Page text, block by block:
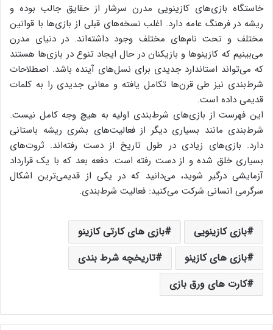
خاستگاه بازی‌های کازینویی مدرن سرشار از حقایق جالب بوده و
ریشه در فرهنگ عامه دارد. اغلب نسخه‌های قبلی از بازی‌ها با قوانین
مختلف و تحت نام‌های مختلف وجود داشته‌اند. در دنیای مدرن
می‌بینیم که کازینوها و بازیکنان در حال ایجاد تنوع در بازی‌ها هستند
که می‌تواند استاندارد جدیدی برای نسل‌های آینده باشد. اصطلاحات
شرط‌بندی نیز طی قرن‌ها تکامل یافته و معانی جدیدی را به کلمات
قدیمی‌ داده است.
این فهرست از بازی‌های شرط‌بندی اولیه به هیچ وجه کامل نیست.
شرط‌بندی مانند بسیاری دیگر از فعالیت‌های بشری ریشه باستانی
دارد. بازی‌های زیادی در طول تاریخ از دست رفته‌اند. ثروت‌های
بسیاری خلق شده و از دست رفته است. دفعه بعد که با یک قرارداد
آزمایشی درگیر ‌شوید، می‌دانید که در یکی از قدیمی‌ترین اشکال
سرگرمی ‌انسانی شرکت می‌کنید: فعالیت شرط‌بندی.
بازی کازینویی
بازی های کارتی کازینو
بازی های کازینو
تاریخچه شرط بندی
کارت های ورق بازی